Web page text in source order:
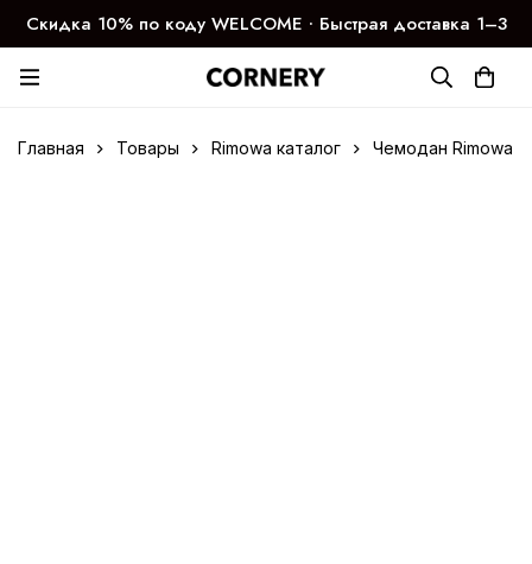
Скидка 10% по коду WELCOME ∙ Быстрая доставка 1–3
дня
Главная Товары Rimowa каталог Чемодан Rimowa